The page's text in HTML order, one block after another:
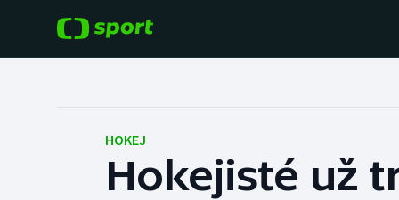
Hokej Baseball a softbal
HOKEJ
Hokejisté už